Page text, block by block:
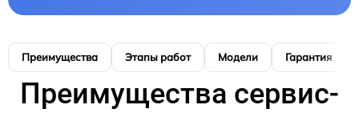
Преимущества Этапы работ Модели Гарантия
Преимущества сервис-